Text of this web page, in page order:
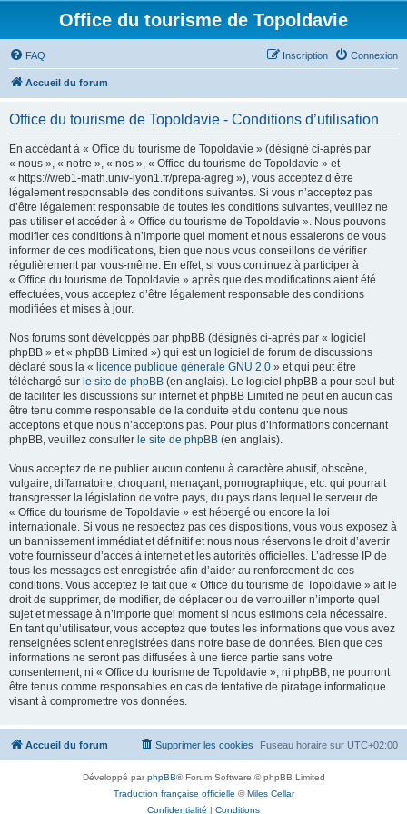
Office du tourisme de Topoldavie
FAQ Connexion
Inscription
Accueil du forum
Office du tourisme de Topoldavie - Conditions d’utilisation
En accédant à « Office du tourisme de Topoldavie » (désigné ci-après par
« nous », « notre », « nos », « Office du tourisme de Topoldavie » et
« https://web1-math.univ-lyon1.fr/prepa-agreg »), vous acceptez d’être
légalement responsable des conditions suivantes. Si vous n’acceptez pas
d’être légalement responsable de toutes les conditions suivantes, veuillez ne
pas utiliser et accéder à « Office du tourisme de Topoldavie ». Nous pouvons
modifier ces conditions à n’importe quel moment et nous essaierons de vous
informer de ces modifications, bien que nous vous conseillons de vérifier
régulièrement par vous-même. En effet, si vous continuez à participer à
« Office du tourisme de Topoldavie » après que des modifications aient été
effectuées, vous acceptez d’être légalement responsable des conditions
modifiées et mises à jour.
Nos forums sont développés par phpBB (désignés ci-après par « logiciel
phpBB » et « phpBB Limited ») qui est un logiciel de forum de discussions
déclaré sous la « licence publique générale GNU 2.0 » et qui peut être
téléchargé sur le site de phpBB (en anglais). Le logiciel phpBB a pour seul but
de faciliter les discussions sur internet et phpBB Limited ne peut en aucun cas
être tenu comme responsable de la conduite et du contenu que nous
acceptons et que nous n’acceptons pas. Pour plus d’informations concernant
phpBB, veuillez consulter le site de phpBB (en anglais).
Vous acceptez de ne publier aucun contenu à caractère abusif, obscène,
vulgaire, diffamatoire, choquant, menaçant, pornographique, etc. qui pourrait
transgresser la législation de votre pays, du pays dans lequel le serveur de
« Office du tourisme de Topoldavie » est hébergé ou encore la loi
internationale. Si vous ne respectez pas ces dispositions, vous vous exposez à
un bannissement immédiat et définitif et nous nous réservons le droit d’avertir
votre fournisseur d’accès à internet et les autorités officielles. L’adresse IP de
tous les messages est enregistrée afin d’aider au renforcement de ces
conditions. Vous acceptez le fait que « Office du tourisme de Topoldavie » ait le
droit de supprimer, de modifier, de déplacer ou de verrouiller n’importe quel
sujet et message à n’importe quel moment si nous estimons cela nécessaire.
En tant qu’utilisateur, vous acceptez que toutes les informations que vous avez
renseignées soient enregistrées dans notre base de données. Bien que ces
informations ne seront pas diffusées à une tierce partie sans votre
consentement, ni « Office du tourisme de Topoldavie », ni phpBB, ne pourront
être tenus comme responsables en cas de tentative de piratage informatique
visant à compromettre vos données.
Accueil du forum Fuseau horaire sur UTC+02:00
Supprimer les cookies
Développé parphpBB® Forum Software © phpBB Limited
Traduction française officielle ©Miles Cellar
Confidentialité | Conditions